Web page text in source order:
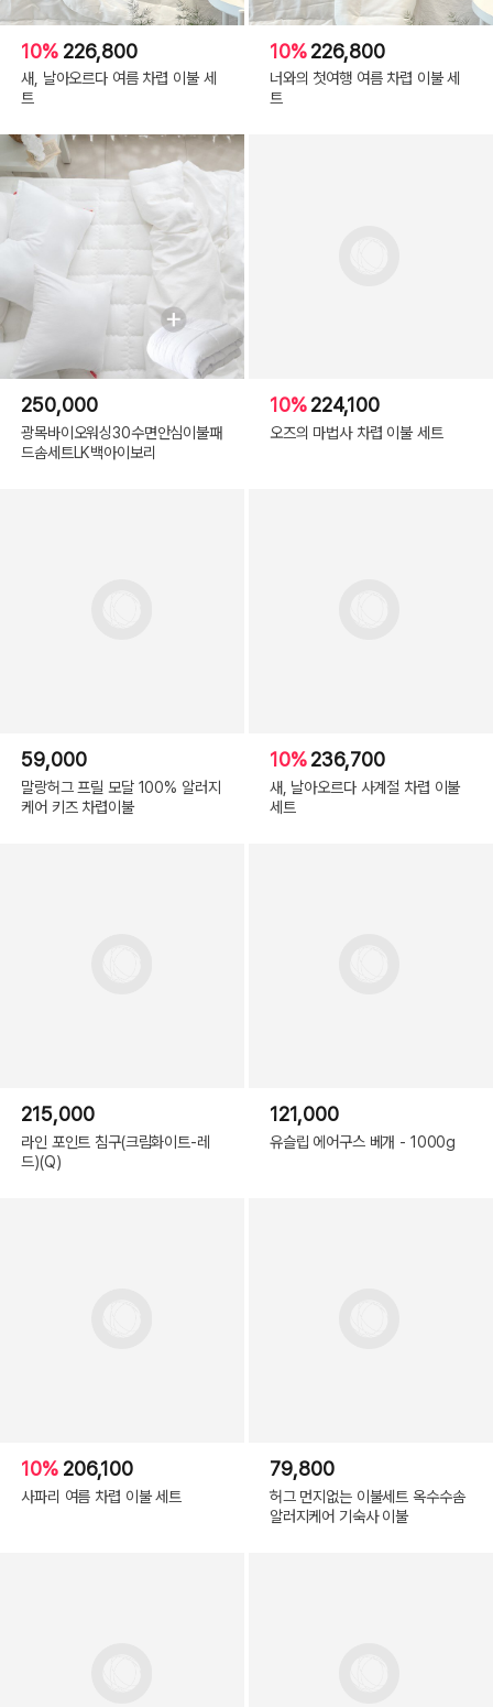
10% 226,800
새, 날아오르다 여름 차렵 이불 세
트
10%226,800
너와의 첫여행 여름 차렵 이불 세
트
250,000
광목바이오워싱30수면안심이불패
드솜세트LK백아이보리
10%224,100
오즈의 마법사 차렵 이불 세트
59,000
말랑허그 프릴 모달 100% 알러지
케어 키즈 차렵이불
10%236,700
새, 날아오르다 사계절 차렵 이불
세트
215,000
라인 포인트 침구(크림화이트-레
드)(Q)
121,000
유슬립 에어구스 베개 - 1000g
10% 206,100
사파리 여름 차렵 이불 세트
79,800
허그 먼지없는 이불세트 옥수수솜
알러지케어 기숙사 이불